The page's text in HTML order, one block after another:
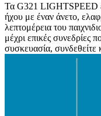
Τα G321 LIGHTSPEED
ήχου με έναν άνετο,
λεπτομέρεια του
μέχρι επικές
συσκευασία, συνδεθείτε